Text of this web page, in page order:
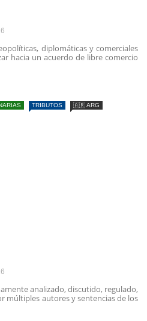
diplomáticas y comerciales
hacia un acuerdo de libre comercio
TRIBUTOS 🇦🇷 ARG
analizado, discutido, regulado,
múltiples autores y sentencias de los